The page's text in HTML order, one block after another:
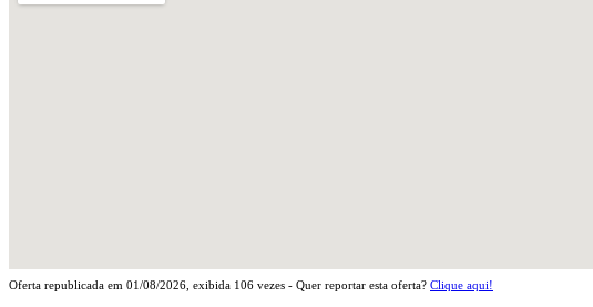
Oferta republicada em 01/08/2026 , exibida 106 vezes - Quer reportar esta oferta? Clique aqui!